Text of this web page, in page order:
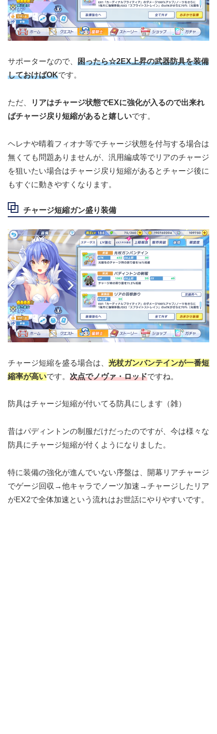
サポーターなので、 困ったら☆2EX上昇の武器防具を装備
しておけばOKです。
ただ、
リアはチャージ状態でEXに強化が入るので出来れ
ばチャージ戻り短縮があると嬉しいです。
ヘレナや晴着フィオナ等でチャージ状態を付与する場合は
無くても問題ありませんが、汎用編成等でリアのチャージ
を狙いたい場合はチャージ戻り短縮があるとチャージ後に
もすぐに動きやすくなります。
チャージ短縮ガン盛り装備
チャージ短縮を盛る場合は、 光杖ガンバンテインが一番短
縮率が高いです。 次点でノヴァ・ロッドですね。
防具はチャージ短縮が付いてる防具にします（雑）
昔はパディントンの制服だけだったのですが、今は様々な
防具にチャージ短縮が付くようになりました。
特に装備の強化が進んでいない序盤は、開幕リアチャージ
でゲージ回収→他キャラでノーツ加速→チャージしたリア
がEX2で全体加速という流れはお世話にやりやすいです。